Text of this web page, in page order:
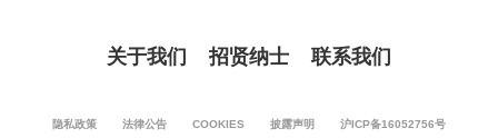
关于我们 招贤纳士 联系我们
隐私政策 法律公告 COOKIES 披露声明 沪ICP备16052756号